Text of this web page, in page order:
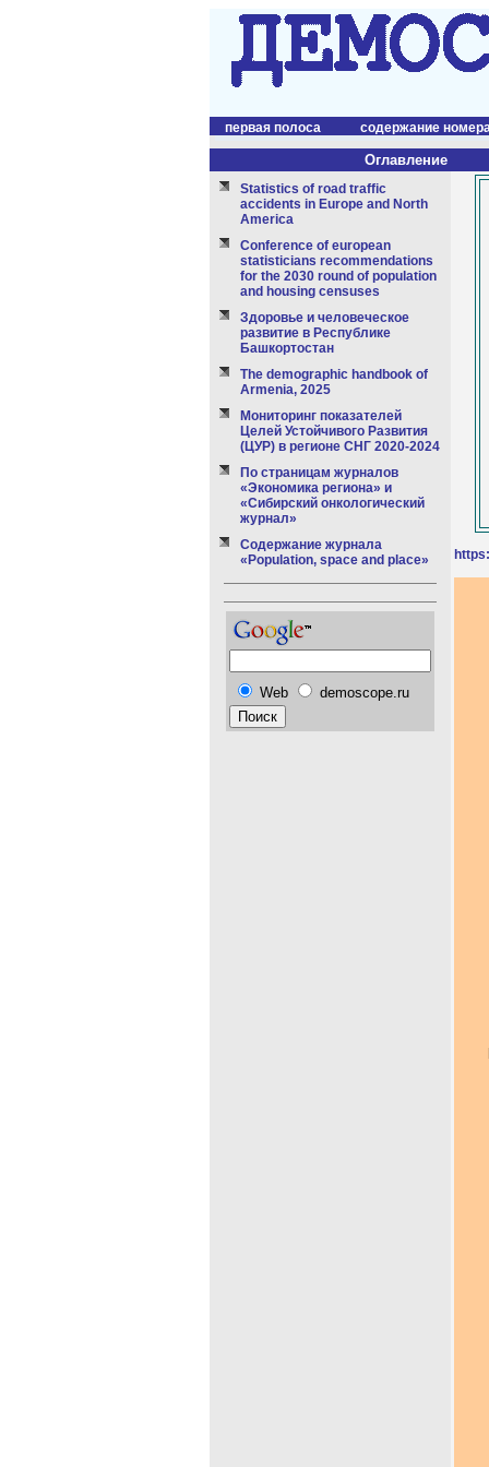
первая полоса содержание
Оглавление
Statistics of road traffic
accidents in Europe and North
America
Conference of european
statisticians recommendations
for the 2030 round of population
and housing censuses
Здоровье и человеческое
развитие в Республике
Башкортостан
The demographic handbook of
Armenia, 2025
Мониторинг показателей
Целей Устойчивого Развития
(ЦУР) в регионе СНГ 2020-2024
По страницам журналов
«Экономика региона» и
«Сибирский онкологический
журнал»
Содержание журнала
«Population, space and place»
Web demoscope.ru